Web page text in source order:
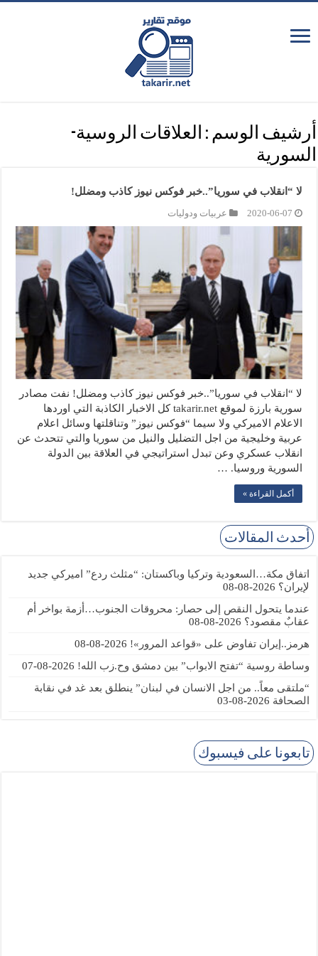
أرشيف الوسم : العلاقات الروسية-
السورية
لا “انقلاب في سوريا”..خبر فوكس نيوز كاذب ومضلل!
2020-06-07 عربيات ودوليات
لا “انقلاب في سوريا”..خبر فوكس نيوز كاذب ومضلل! نفت مصادر
سورية بارزة لموقع takarir.net كل الاخبار الكاذبة التي اوردها
الاعلام الاميركي ولا سيما “فوكس نيوز” وتناقلتها وسائل اعلام
عربية وخليجية من اجل التضليل والنيل من سوريا والتي تتحدث عن
انقلاب عسكري وعن تبدل استراتيجي في العلاقة بين الدولة
السورية وروسيا. …
أكمل القراءة »
أحدث المقالات
اتفاق مكة…السعودية وتركيا وباكستان: “مثلث ردع” اميركي جديد
لإيران؟ 2026-08-08
عندما يتحول النقص إلى حصار: محروقات الجنوب…أزمة بواخر أم
عقابٌ مقصود؟ 2026-08-08
هرمز..إيران تفاوض على «قواعد المرور»! 2026-08-08
وساطة روسية “تفتح الابواب” بين دمشق وح.زب الله! 2026-08-07
“ملتقى معاً.. من اجل الانسان في لبنان” ينطلق بعد غد في نقابة
الصحافة 2026-08-03
تابعونا على فيسبوك